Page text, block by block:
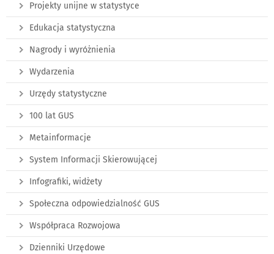
Projekty unijne w statystyce
Edukacja statystyczna
Nagrody i wyróżnienia
Wydarzenia
Urzędy statystyczne
100 lat GUS
Metainformacje
System Informacji Skierowującej
Infografiki, widżety
Społeczna odpowiedzialność GUS
Współpraca Rozwojowa
Dzienniki Urzędowe